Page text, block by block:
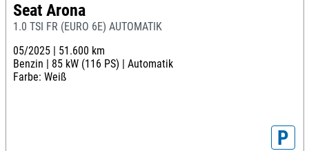
Seat Arona
1.0 TSI FR (EURO 6E) AUTOMATIK
05/2025 | 51.600 km
Benzin | 85 kW (116 PS) | Automatik
Farbe: Weiß
P